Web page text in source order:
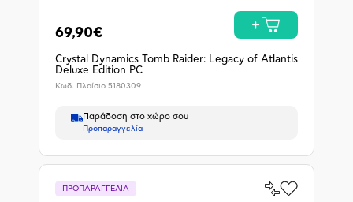
Αγαπημένα
69,90€
Crystal Dynamics Tomb Raider: Legacy of Atlantis
Deluxe Edition PC
Κωδ. Πλαίσιο 5180309
Παράδοση στο χώρο σου
Προπαραγγελία
ΠΡΟΠΑΡΑΓΓΕΛΙΑ
Σύγκρινέ
Προσθήκη